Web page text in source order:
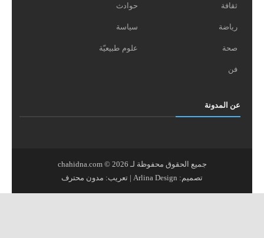
ثقافة حوادث
رياضة سياسة
صحة علوم طبيعيّة
فن
عن المدونة
جميع الحقوق محفوظة لـ chahidna.com© 2026
تصميم: Arlina Design | تعريب: مدون محترف